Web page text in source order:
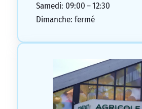
Samedi: 09:00 – 12:30
Dimanche: fermé